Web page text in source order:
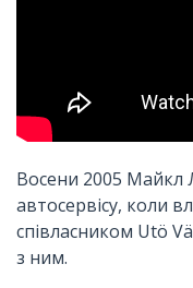
Восени 2005 Майкл
автосервісу, коли
співласником Utö
з ним.